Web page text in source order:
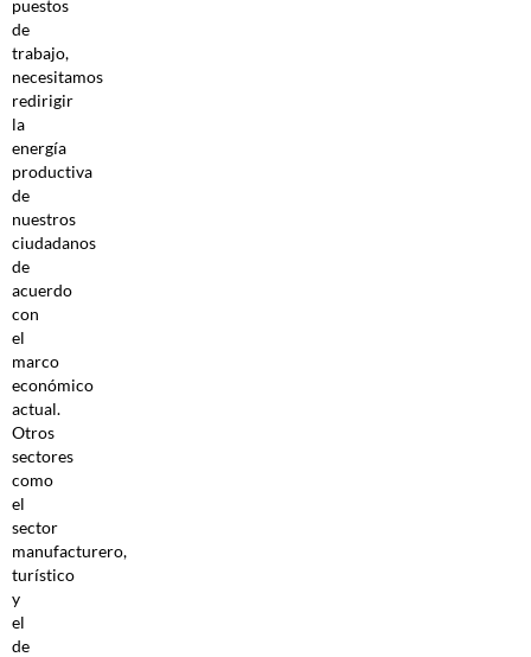
puestos
de
trabajo,
necesitamos
redirigir
la
energía
productiva
de
nuestros
ciudadanos
de
acuerdo
con
el
marco
económico
actual.
Otros
sectores
como
el
sector
manufacturero,
turístico
y
el
de